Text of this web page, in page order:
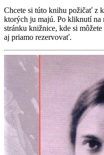
Chcete si túto knihu požičať z
ktorých ju majú. Po kliknutí na
stránku knižnice, kde si
aj priamo rezervovať.